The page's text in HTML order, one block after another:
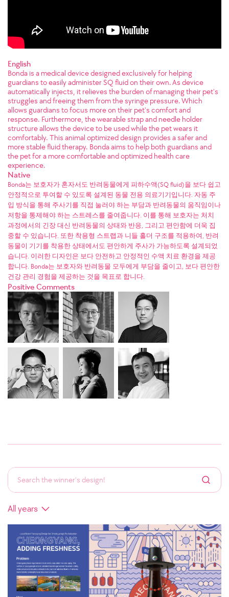
English
Bonda is a medical device designed exclusively for helping
guardians to easily administer SQ fluid on their own. As device
automatically injects, it relieves the burden of managing their pet's
struggles and freeing them from the syringe pressure. Which
allows guardians to focus more on their pet's comfort and
response. Furthermore, the wearable strap and needle holder
structure allows the device to be used while the pet wears it
comfortably. This animal optimized design provides a safer and
more stable fluid therapy. Bonda aims to help both guardians and
the pet for a more comfortable and optimized health care
experience.
Native
Bonda는 보호자가 혼자서도 반려동물에게 피하수액(SQ fluid)을 보다 쉽고
안정적으로 투여할 수 있도록 설계된 동물 전용 의료기기입니다. 자동 주
입 방식을 통해 주사기를 직접 눌러야 하는 부담과 반려동물의 움직임이나
저항을 통제해야 하는 스트레스를 줄여줍니다. 이를 통해 보호자는 처치
과정에서의 긴장 대신 반려동물의 상태와 반응, 그리고 편안함에 더욱 집
중할 수 있습니다. 또한 착용형 스트랩과 니들 홀더 구조를 적용하여, 반려
동물이 기기를 착용한 상태에서도 편안하게 주사가 가능하도록 설계되었
습니다. 이러한 디자인은 보다 안전하고 안정적인 수액 치료 환경을 제공
합니다. Bonda는 보호자와 반려동물 모두에게 부담을 줄이고, 보다 편안한
건강 관리 경험을 제공하는 것을 목표로 합니다.
Positive Comments